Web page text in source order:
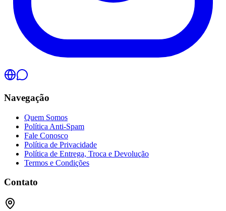
Navegação
Quem Somos
Política Anti-Spam
Fale Conosco
Política de Privacidade
Política de Entrega, Troca e Devolução
Termos e Condições
Contato